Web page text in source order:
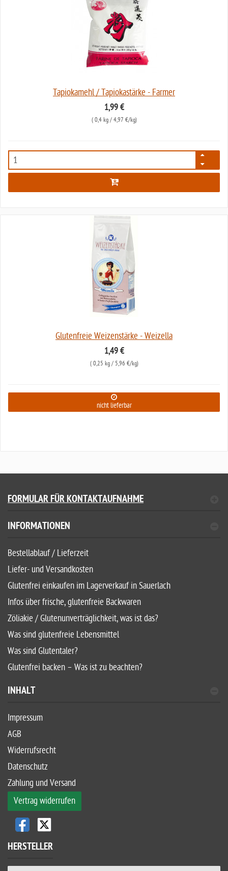
Tapiokamehl / Tapiokastärke - Farmer
1,99 €
( 0,4 kg/ 4,97 €/kg)
948
Glutenfreie Weizenstärke - Weizella
1,49 €
( 0,25 kg/ 5,96 €/kg)
nicht lieferbar
FORMULAR FÜR KONTAKTAUFNAHME
INFORMATIONEN
Bestellablauf / Lieferzeit
Liefer- und Versandkosten
Glutenfrei einkaufen im Lagerverkauf in Sauerlach
Infos über frische, glutenfreie Backwaren
Zöliakie / Glutenunverträglichkeit, was ist das?
Was sind glutenfreie Lebensmittel
Was sind Glutentaler?
Glutenfrei backen – Was ist zu beachten?
INHALT
Impressum
AGB
Widerrufsrecht
Datenschutz
Zahlung und Versand
Vertrag widerrufen
HERSTELLER